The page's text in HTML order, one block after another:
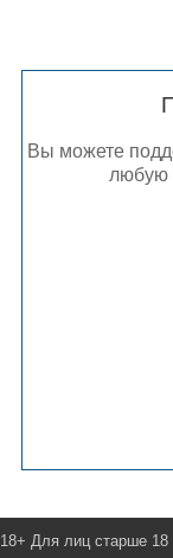
Вы можете
любую
18+ Для лиц старше 18